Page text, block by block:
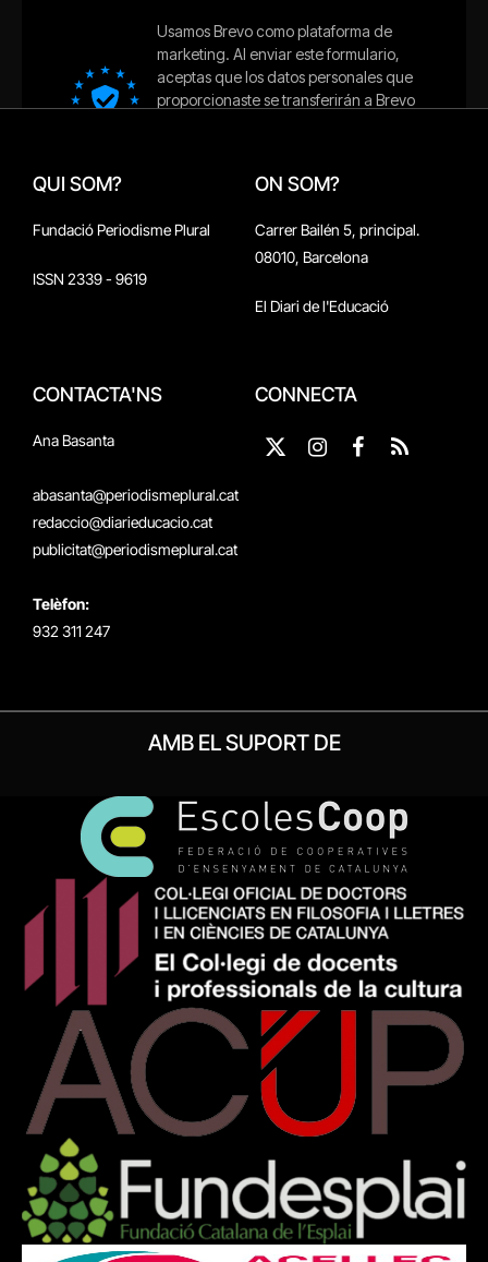
QUI SOM?
Fundació Periodisme Plural
ISSN 2339 - 9619
ON SOM?
Carrer Bailén 5, principal.
08010, Barcelona
El Diari de l'Educació
CONTACTA'NS
Ana Basanta
abasanta@periodismeplural.cat
redaccio@diarieducacio.cat
publicitat@periodismeplural.cat
Telèfon:
932 311 247
CONNECTA
X
Instagram
Facebook
RSS
AMB EL SUPORT DE